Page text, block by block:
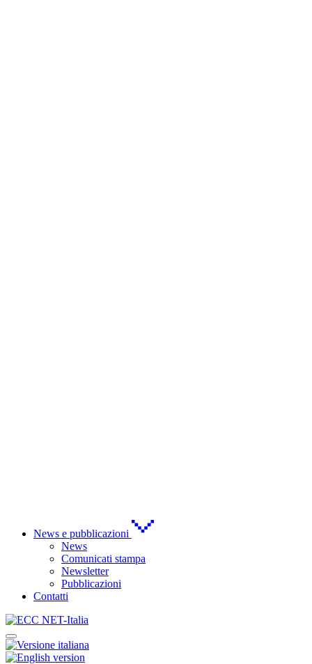
News e pubblicazioni
News
Comunicati stampa
Newsletter
Pubblicazioni
Contatti